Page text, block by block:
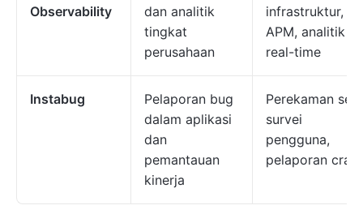
Observability
dan analitik
tingkat
perusahaan
infrastruktur,
APM, analitik
real-time
Instabug
Pelaporan bug
dalam aplikasi
dan
pemantauan
kinerja
Perekaman
survei
pengguna,
pelaporan